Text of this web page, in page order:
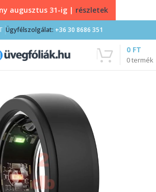
Ügyfélszolgálat: +36 30 8686 351
0termék
0 FT
augusztus 31-ig | részletek